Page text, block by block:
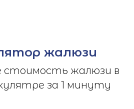
жалюзи
жалюзи в
за 1 минуту